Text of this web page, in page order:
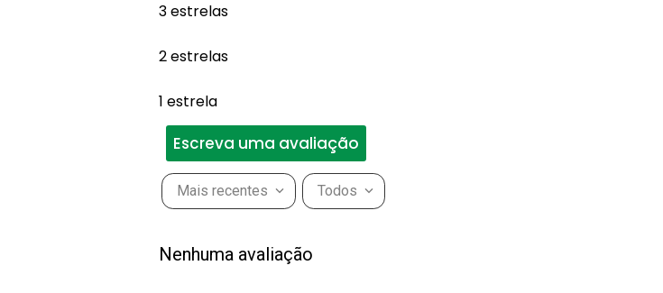
3 estrelas
2 estrelas
1 estrela
Escreva uma avaliação
Mais recentes Todos
Nenhuma avaliação